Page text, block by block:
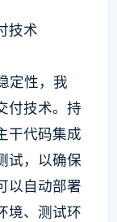
技术
定性，我
付技术。持
干代码集成
试，以确保
以自动部署
境、测试环